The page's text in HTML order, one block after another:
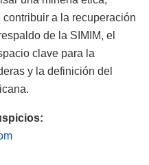
a la recuperación
de la SIMIM, el
clave para la
y la definición del